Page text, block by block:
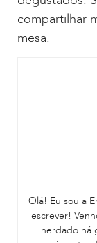
compartilhar
mesa.
Olá! Eu sou a
escrever!
herdado há